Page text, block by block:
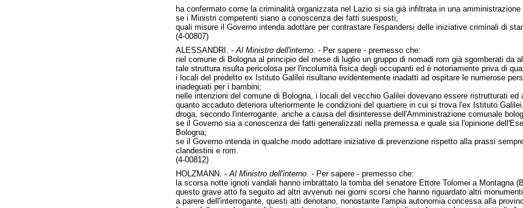
ha confermato come la criminalità organizzata nel Lazio si sia già infiltrata in una amministrazione
se i Ministri competenti siano a conoscenza dei fatti suesposti;
quali misure il Governo intenda adottare per contrastare l'espandersi delle iniziative criminali di
(4-00807)
ALESSANDRI. - Al Ministro dell'interno. -Per sapere - premesso che:
nel comune di Bologna al principio del mese di luglio un gruppo di nomadi rom già sgomberati
tale struttura risulta pericolosa per l'incolumità fisica degli occupanti ed è notoriamente priva di
i locali del predetto ex Istituto Galilei risultano evidentemente inadatti ad ospitare le numerose
inadeguati per i bambini;
nelle intenzioni del comune di Bologna, i locali del vecchio Galilei dovevano essere ristrutturati
quanto accaduto deteriora ulteriormente le condizioni del quartiere in cui si trova l'ex Istituto
droga, secondo l'interrogante, anche a causa del disinteresse dell'Amministrazione comunale
se il Governo sia a conoscenza dei fatti generalizzati nella premessa e quale sia l'opinione
Bologna;
se il Governo intenda in qualche modo adottare iniziative di prevenzione rispetto alla prassi
clandestini e rom.
(4-00812)
HOLZMANN. - Al Ministro dell'interno. -Per sapere - premesso che:
la scorsa notte ignoti vandali hanno imbrattato la tomba del senatore Ettore Tolomei a Montagna
questo grave atto fa seguito ad altri avvenuti nei giorni scorsi che hanno riguardato altri
a parere dell'interrogante, questi atti denotano, nonostante l'ampia autonomia concessa alla